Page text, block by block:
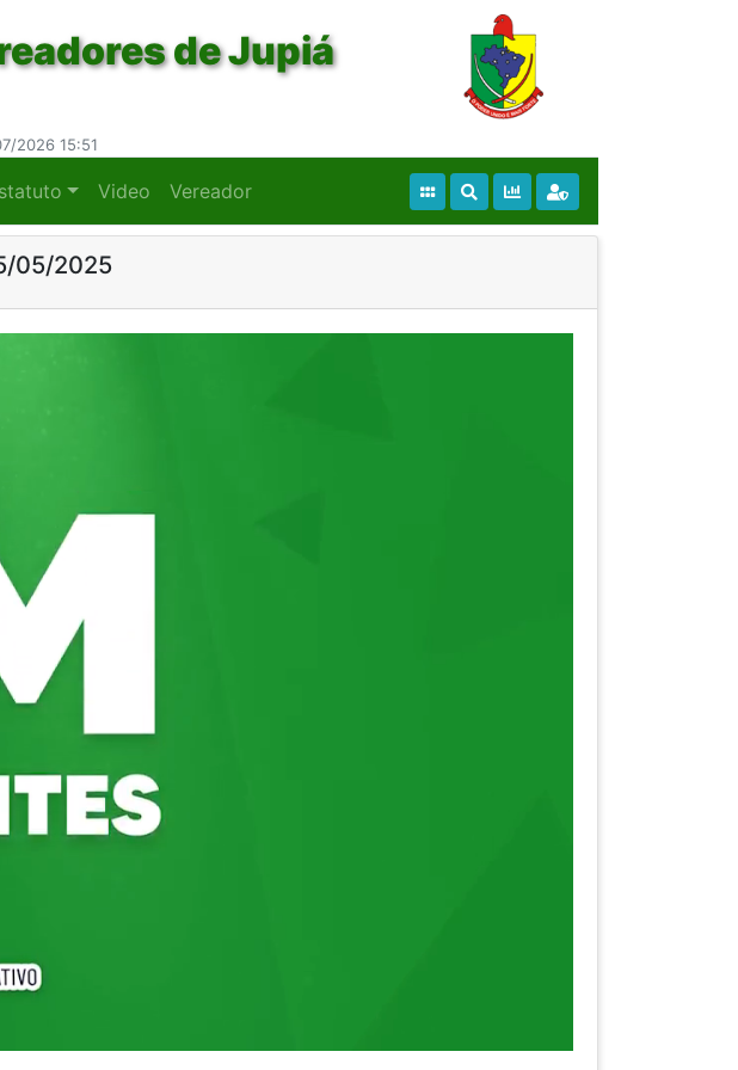
de Jupiá
2026 15:51
Video Vereador
05/2025